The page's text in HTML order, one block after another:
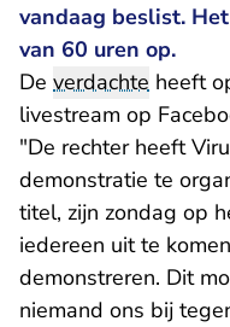
vandaag beslist.
van 60 uren op.
De verdachte heeft
livestream op
"De rechter heeft
demonstratie te
titel, zijn zondag op
iedereen uit te
demonstreren. Dit
niemand ons bij